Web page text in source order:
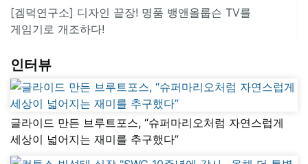
[겜덕연구소] 디자인 끝장! 명품 뱅앤올룹슨 TV를
게임기로 개조하다!
인터뷰
글라이드 만든 브루트포스, “슈퍼마리오처럼 자연스럽게
세상이 넓어지는 재미를 추구했다”